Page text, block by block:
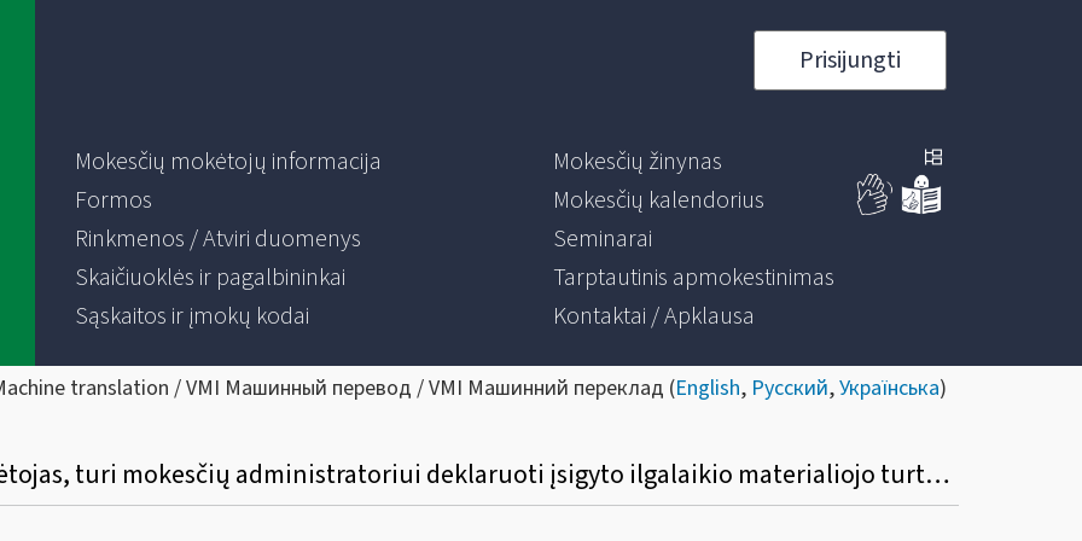
Prisijungti
Mokesčių mokėtojų informacija
Formos
Rinkmenos / Atviri duomenys
Skaičiuoklės ir pagalbininkai
Sąskaitos ir įmokų kodai
Mokesčių žinynas
Mokesčių kalendorius
Seminarai
Tarptautinis apmokestinimas
Kontaktai / Apklausa
translation / VMI Машинный перевод / VMI Машинний переклад (English, Русский,Українська)
Kokia tvarka fizinis asmuo, PVM mokėtojas, turi mokesčių administratoriui deklaruoti įsigyto ilgalaikio materialiojo turto priskyrimą savo ekonominei veiklai?